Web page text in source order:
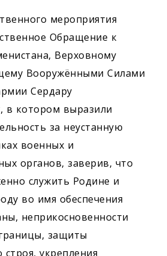
мероприятия
Обращение к
Верховному
Вооружёнными Силами
Сердару
в котором выразили
за неустанную
военных и
органов, заверив, что
служить Родине и
во имя обеспечения
неприкосновенности
защиты
укрепления